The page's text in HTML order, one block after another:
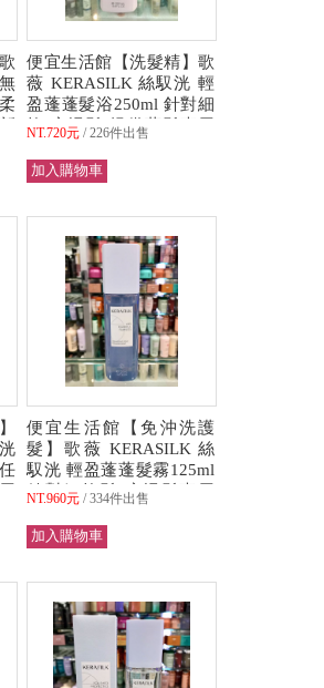
便宜生活館【洗髮精】歌
薇 KERASILK 絲馭洸 輕
盈蓬蓬髮浴250ml 針對細
軟/扁塌髮/提供蓬鬆專用
NT.720元 226件出售
便宜生活館【免沖洗護
髮】歌薇 KERASILK 絲
馭洸 輕盈蓬蓬髮霧125ml
針對細軟髮/扁塌髮專用
NT.960元 334件出售